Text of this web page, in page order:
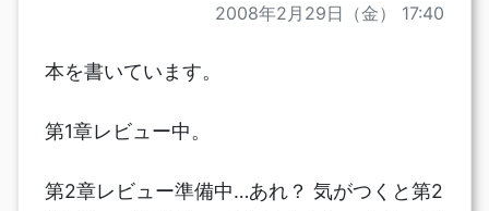
2008年2月29日（金） 17:40
本を書いています。
第1章レビュー中。
第2章レビュー準備中…あれ？ 気がつくと第2